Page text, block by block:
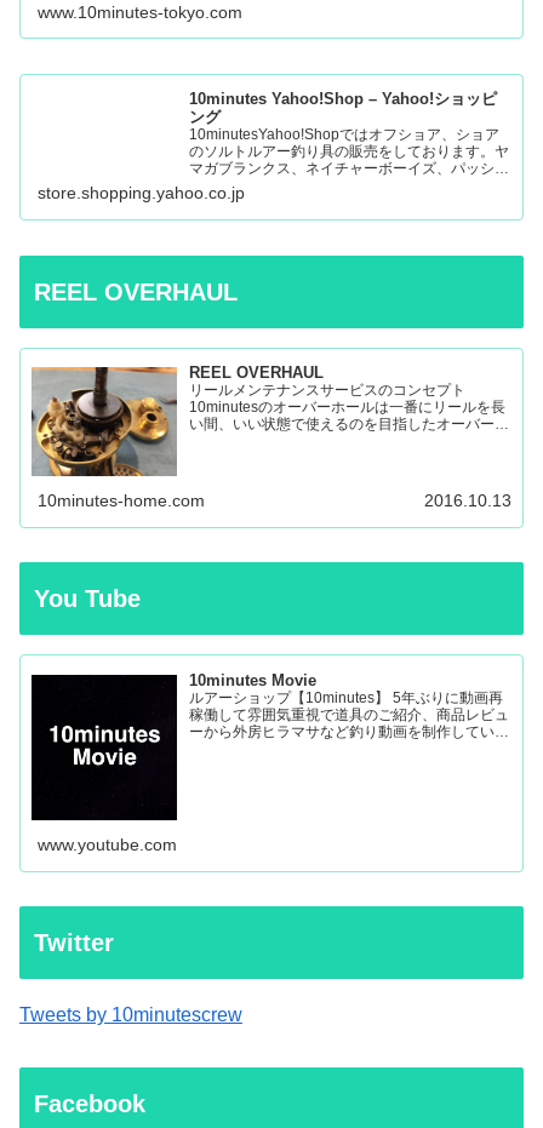
www.10minutes-tokyo.com
10minutes Yahoo!Shop – Yahoo!ショッピ
ング
10minutesYahoo!Shopではオフショア、ショア
のソルトルアー釣り具の販売をしております。ヤ
マガブランクス、ネイチャーボーイズ、パッショ
ンズ、マシオなど:10minutes Yahoo!Shop – 通販
– LINEアカウント…
store.shopping.yahoo.co.jp
REEL OVERHAUL
REEL OVERHAUL
リールメンテナンスサービスのコンセプト
10minutesのオーバーホールは一番にリールを長
い間、いい状態で使えるのを目指したオーバーホ
10minutes-home.com 2016.10.13
You Tube
10minutes Movie
ルアーショップ【10minutes】 5年ぶりに動画再
稼働して雰囲気重視で道具のご紹介、商品レビュ
ーから外房ヒラマサなど釣り動画を制作していき
www.youtube.com
Twitter
Tweets by 10minutescrew
Facebook